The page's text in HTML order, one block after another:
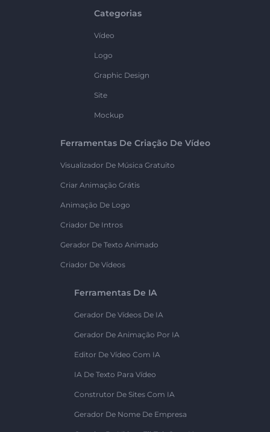
Categorias
Vídeo
Logo
Graphic Design
Site
Mockup
Ferramentas De Criação De Vídeo
Visualizador De Música Gratuito
Criar Animação Grátis
Animação De Logo
Criador De Intros
Gerador De Texto Animado
Criador De Vídeos
Ferramentas De IA
Gerador De Vídeos De IA
Gerador De Animação Por IA
Editor De Vídeo Com IA
IA De Texto Para Vídeo
Construtor De Sites Com IA
Gerador De Nome De Empresa